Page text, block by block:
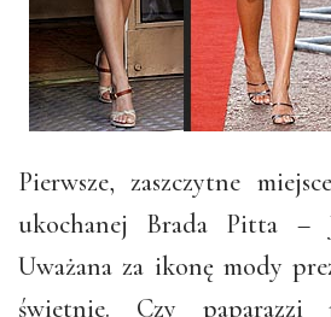
Pierwsze, zaszczytne
ukochanej Brada Pitta –
Uważana za ikonę mody
świetnie. Czy paparazzi